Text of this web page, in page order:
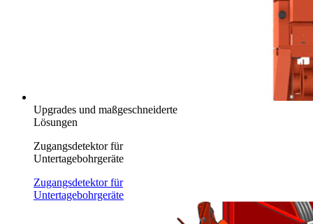
Upgrades und maßgeschneiderte
Lösungen
Zugangsdetektor für
Untertagebohrgeräte
Zugangsdetektor für
Untertagebohrgeräte